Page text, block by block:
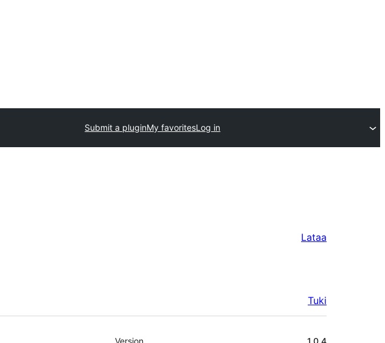
Submit a pluginMy favoritesLog in
Lataa
Tuki
Metatiedot